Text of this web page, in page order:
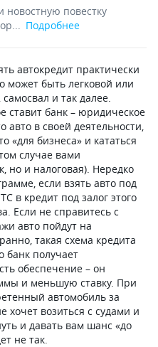
новостную повестку
Подробнее
автокредит практически
может быть легковой или
и так далее.
ставит банк – юридическое
авто в своей деятельности,
«для бизнеса» и кататься
случае вами
но и налоговая). Нередко
если взять авто под
в кредит под залог этого
Если не справитесь с
авто пойдут на
такая схема кредита
банк получает
обеспечение – он
и меньшую ставку. При
автомобиль за
хочет возиться с судами и
и давать вам шанс «до
не так.